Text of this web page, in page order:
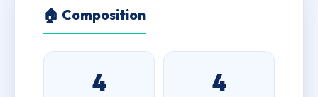
🏠 Composition
4 4